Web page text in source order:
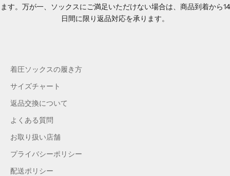
ます。万が一、ソックスにご満足いただけない場合は、商品到着から14
日間に限り返品対応を承ります。
着圧ソックスの履き方
サイズチャート
返品交換について
よくある質問
お取り扱い店舗
プライバシーポリシー
配送ポリシー